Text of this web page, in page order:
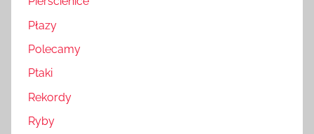
Płazy
Polecamy
Ptaki
Rekordy
Ryby